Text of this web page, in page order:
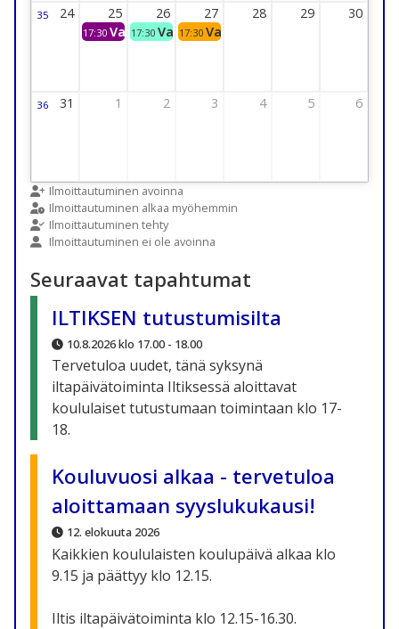
35
Viikko 35
24
24 August 2026 Thursday
25
25 August 2026 Thursday
17:30 Vanhempainilta Eput ja Nuotiopaikka
26
26 August 2026 Thursday
17:30 Vanhempainilta
27
27 August 2026 Thursday
17:30 Vanhempainilta
28
29
30
36
Viikko 36
31
1
2
3
4
5
6
Ilmoittautuminen avoinna
Ilmoittautuminen alkaa myöhemmin
Ilmoittautuminen tehty
Ilmoittautuminen ei ole avoinna
Seuraavat tapahtumat
ILTIKSEN tutustumisilta
10.8.2026 klo 17.00 - 18.00
Tervetuloa uudet, tänä syksynä
iltapäivätoiminta Iltiksessä aloittavat
koululaiset tutustumaan toimintaan klo 17-
18.
Kouluvuosi alkaa - tervetuloa
aloittamaan syyslukukausi!
12. elokuuta 2026
Kaikkien koululaisten koulupäivä alkaa klo
9.15 ja päättyy klo 12.15.
Iltis iltapäivätoiminta klo 12.15-16.30.